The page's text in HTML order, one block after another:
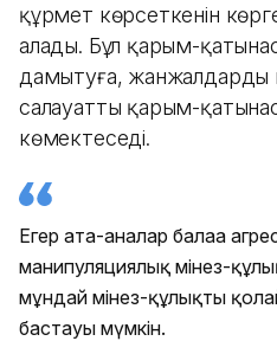
құрмет көрсеткенін
алады. Бұл қарым-
дамытуға,
салауатты қарым-
көмектеседі.
Егер ата-аналар балаға
манипуляциялық мінез-
мұндай мінез-құлықты
бастауы мүмкін.